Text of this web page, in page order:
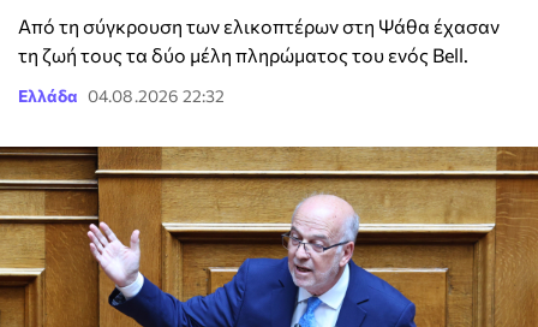
Από τη σύγκρουση των ελικοπτέρων στη Ψάθα έχασαν
τη ζωή τους τα δύο μέλη πληρώματος του ενός Bell.
Ελλάδα 04.08.2026 22:32